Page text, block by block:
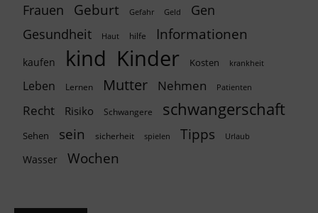
Frauen Geburt Gefahr Geld
Gen
Gesundheit
Haut hilfe Informationen
kaufen kind Kinder Kosten krankheit
Leben Lernen Mutter Nehmen Patienten
Recht Risiko Schwangere schwangerschaft
Sehen sein sicherheit spielen Tipps Urlaub
Wasser Wochen